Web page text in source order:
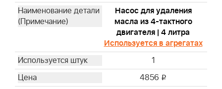
Насос для удаления
масла из 4-тактного
двигателя | 4 литра
Используется в агрегатах
1
4856 i